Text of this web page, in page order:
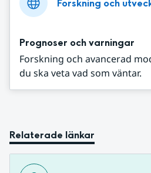
Forskning och
Prognoser och varningar
Forskning och avancerad
du ska veta vad som väntar.
Relaterade länkar